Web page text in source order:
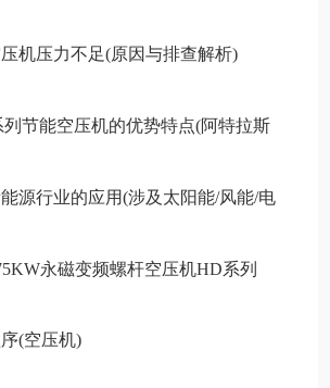
机压力不足(原因与排查解析)
节能空压机的优势特点(阿特拉斯
源行业的应用(涉及太阳能/风能/电
永磁变频螺杆空压机HD系列
(空压机)